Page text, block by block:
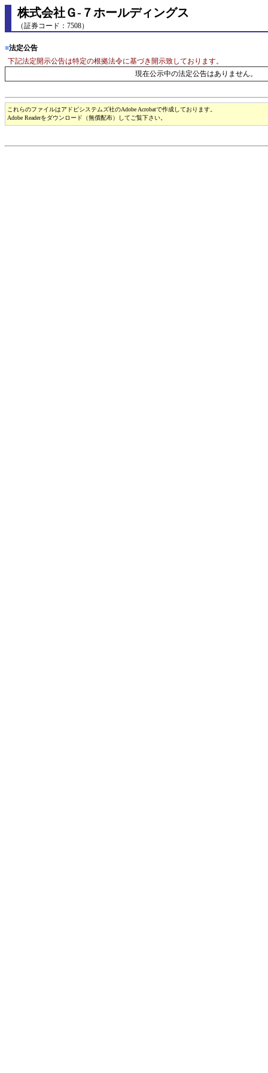
株式会社Ｇ-７ホールディングス
（証券コード：7508）
■法定公告
下記法定開示公告は特定の根拠法令に基づき開示致しております。
現在公示中の法定公告はありません。
これらのファイルはアドビシステムズ社のAdobe Acrobatで作成しております。
Adobe Readerをダウンロード（無償配布）してご覧下さい。